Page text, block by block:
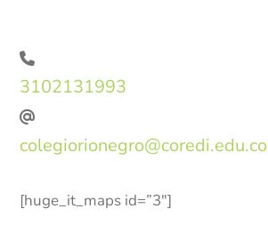
3102131993
colegiorionegro@coredi.edu.co
[huge_it_maps id=”3″]